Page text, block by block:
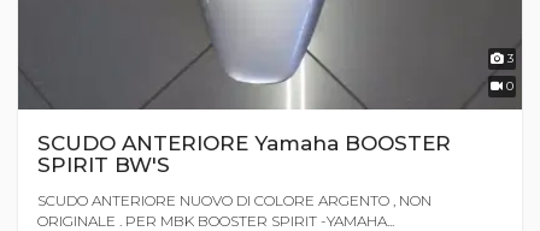
3
0
SCUDO ANTERIORE Yamaha BOOSTER
SPIRIT BW'S
SCUDO ANTERIORE NUOVO DI COLORE ARGENTO , NON
ORIGINALE . PER MBK BOOSTER SPIRIT -YAMAHA...